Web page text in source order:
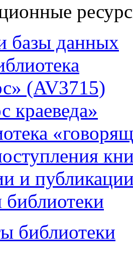
базы данных
(AV3715)
краеведа»
и
библиотеки
библиотеки